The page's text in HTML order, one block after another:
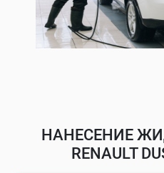
НАНЕСЕНИЕ
RENAULT